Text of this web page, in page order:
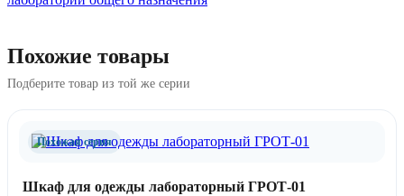
Похожие товары
Подберите товар из той же серии
Похожая серия
Шкаф для одежды лабораторный ГРОТ-01